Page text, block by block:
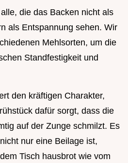
die das Backen nicht als
als Entspannung sehen. Wir
Mehlsorten, um die
Standfestigkeit und
den kräftigen Charakter,
dafür sorgt, dass die
auf der Zunge schmilzt. Es
nur eine Beilage ist,
Tisch hausbrot wie vom